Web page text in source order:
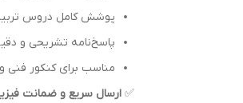
پوشش کامل دروس
پاسخ‌نامه تشریحی و
مناسب برای کنکور فنی
✅ ارسال سریع و ضمانت